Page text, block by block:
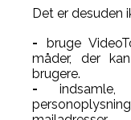
Det er desuden
- bruge
måder, der
brugere.
-